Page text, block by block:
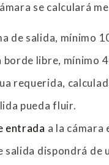
se calculará
de salida, mínimo
borde libre, mínimo
requerida,
pueda fluir.
entrada a la cámara
salida dispondrá de